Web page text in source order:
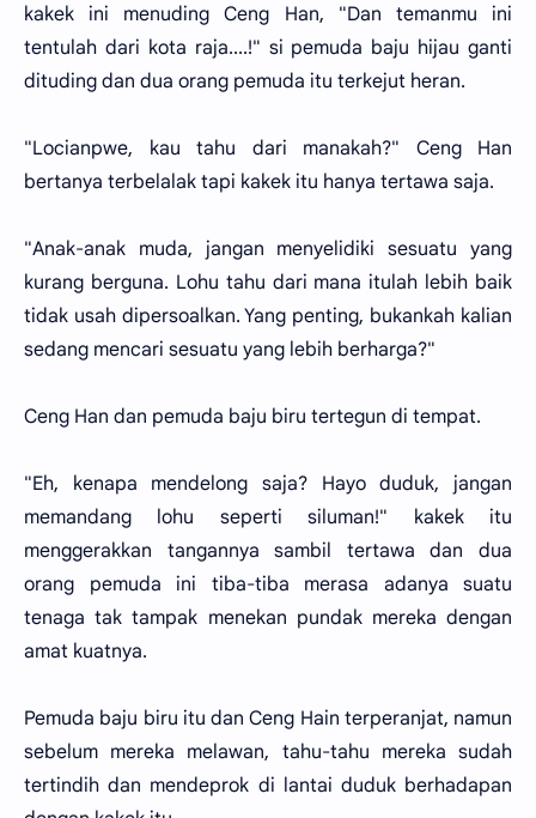
kakek ini menuding Ceng Han, "Dan temanmu ini
tentulah dari kota raja....!" si pemuda baju hijau ganti
dituding dan dua orang pemuda itu terkejut heran.
"Locianpwe, kau tahu dari manakah?" Ceng Han
bertanya terbelalak tapi kakek itu hanya tertawa saja.
"Anak-anak muda, jangan menyelidiki sesuatu yang
kurang berguna. Lohu tahu dari mana itulah lebih baik
tidak usah dipersoalkan. Yang penting, bukankah kalian
sedang mencari sesuatu yang lebih berharga?"
Ceng Han dan pemuda baju biru tertegun di tempat.
"Eh, kenapa mendelong saja? Hayo duduk, jangan
memandang lohu seperti siluman!" kakek itu
menggerakkan tangannya sambil tertawa dan dua
orang pemuda ini tiba-tiba merasa adanya suatu
tenaga tak tampak menekan pundak mereka dengan
amat kuatnya.
Pemuda baju biru itu dan Ceng Hain terperanjat, namun
sebelum mereka melawan, tahu-tahu mereka sudah
tertindih dan mendeprok di lantai duduk berhadapan